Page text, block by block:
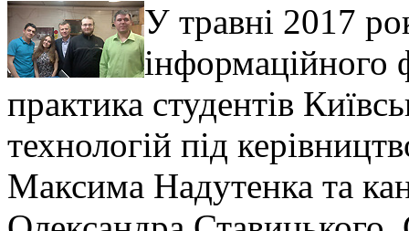
У травні 2017
практика студентів
технологій під
Максима Надутенка та